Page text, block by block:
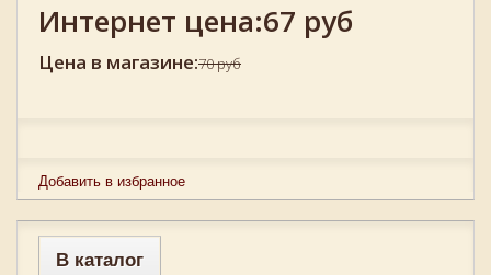
Интернет цена:67 руб
Цена в магазине:70 руб
Добавить в избранное
В каталог